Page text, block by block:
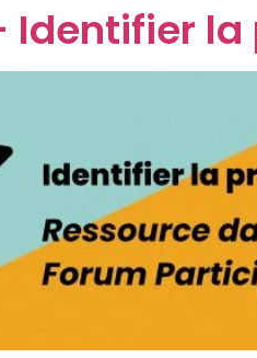
Identifier